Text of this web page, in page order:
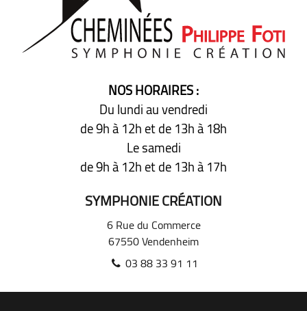
NOS HORAIRES :
Du lundi au vendredi
de 9h à 12het de 13h à 18h
Le samedi
de 9h à 12het de 13h à 17h
SYMPHONIE CRÉATION
6 Rue du Commerce
67550Vendenheim
03 88 33 91 11